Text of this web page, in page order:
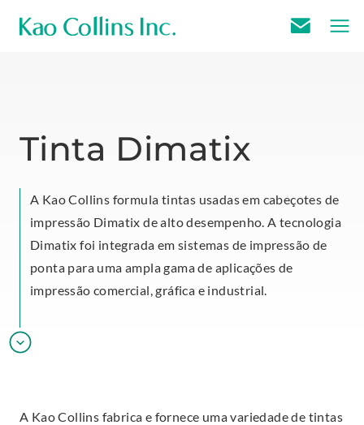
Tinta Dimatix
A Kao Collins formula tintas usadas em cabeçotes de
impressão Dimatix de alto desempenho. A tecnologia
Dimatix foi integrada em sistemas de impressão de
ponta para uma ampla gama de aplicações de
impressão comercial, gráfica e industrial.
A Kao Collins fabrica e fornece uma variedade de tintas